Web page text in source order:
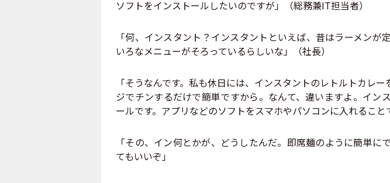
ソフトをインストールしたいのですが」（総務兼IT担当者）
「何、インスタント？インスタントといえば、昔はラーメンが
いろなメニューがそろっているらしいな」（社長）
「そうなんです。私も休日には、インスタントのレトルトカレ
ジでチンするだけで簡単ですから。なんて、違いますよ。イン
ールです。アプリなどのソフトをスマホやパソコンに入れること
「その、イン何とかが、どうしたんだ。即席麺のように簡単に
てもいいぞ」